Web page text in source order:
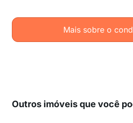
Mais sobre o
Outros imóveis que você